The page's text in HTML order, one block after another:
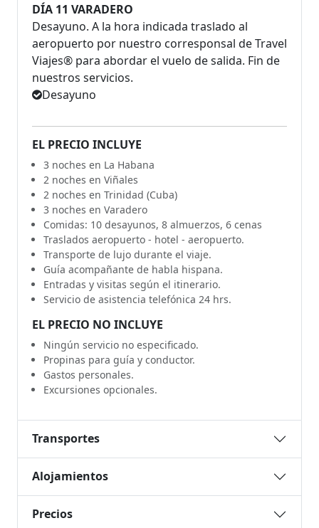
DÍA 11 VARADERO
Desayuno. A la hora indicada traslado al
aeropuerto por nuestro corresponsal de Travel
Viajes® para abordar el vuelo de salida. Fin de
nuestros servicios.
Desayuno
EL PRECIO INCLUYE
3 noches en La Habana
2 noches en Viñales
2 noches en Trinidad (Cuba)
3 noches en Varadero
Comidas: 10 desayunos, 8 almuerzos, 6 cenas
Traslados aeropuerto - hotel - aeropuerto.
Transporte de lujo durante el viaje.
Guía acompañante de habla hispana.
Entradas y visitas según el itinerario.
Servicio de asistencia telefónica 24 hrs.
EL PRECIO NO INCLUYE
Ningún servicio no especificado.
Propinas para guía y conductor.
Gastos personales.
Excursiones opcionales.
Transportes
Alojamientos
Precios